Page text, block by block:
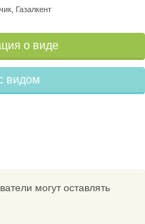
Газалкент
о виде
видом
могут оставлять